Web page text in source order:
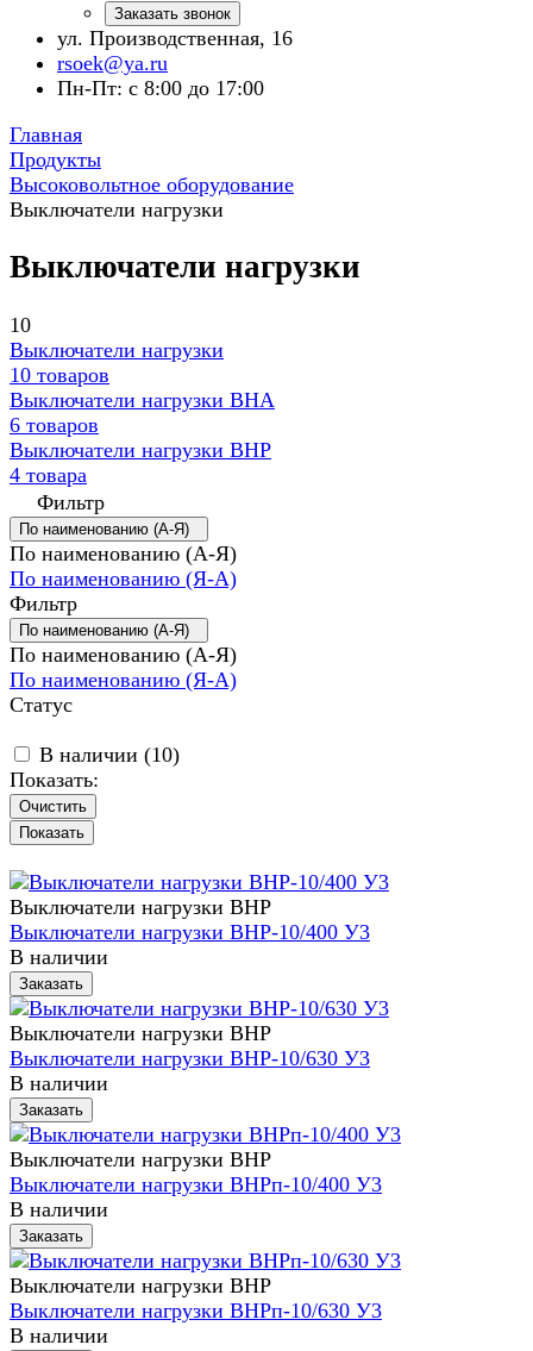
Заказать звонок
ул. Производственная, 16
rsoek@ya.ru
Пн-Пт: с 8:00 до 17:00
Главная
Продукты
Высоковольтное оборудование
Выключатели нагрузки
Выключатели нагрузки
10
Выключатели нагрузки
10 товаров
Выключатели нагрузки ВНА
6 товаров
Выключатели нагрузки ВНР
4 товара
Фильтр
По наименованию (А-Я)
По наименованию (А-Я)
По наименованию (Я-А)
Фильтр
По наименованию (А-Я)
По наименованию (А-Я)
По наименованию (Я-А)
Статус
В наличии (10)
Показать:
Очистить
Выключатели нагрузки ВНР
Выключатели нагрузки ВНР-10/400 У3
В наличии
Заказать
Выключатели нагрузки ВНР
Выключатели нагрузки ВНР-10/630 У3
В наличии
Заказать
Выключатели нагрузки ВНР
Выключатели нагрузки ВНРп-10/400 У3
В наличии
Заказать
Выключатели нагрузки ВНР
Выключатели нагрузки ВНРп-10/630 У3
В наличии